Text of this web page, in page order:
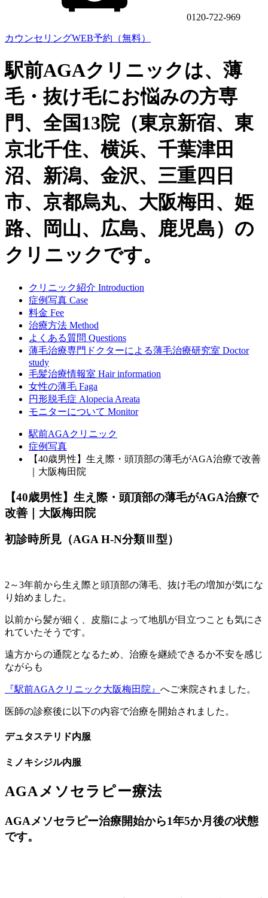
0120-722-969
カウンセリングWEB予約（無料）
駅前AGAクリニックは、薄
毛・抜け毛にお悩みの方専
門、全国13院（東京新宿、東
京北千住、横浜、千葉津田
沼、新潟、金沢、三重四日
市、京都烏丸、大阪梅田、姫
路、岡山、広島、鹿児島）の
クリニックです。
クリニック紹介 Introduction
症例写真 Case
料金 Fee
治療方法 Method
よくある質問 Questions
薄毛治療専門ドクターによる薄毛治療研究室 Doctor
study
毛髪治療情報室 Hair information
女性の薄毛 Faga
円形脱毛症 Alopecia Areata
モニターについて Monitor
駅前AGAクリニック
症例写真
【40歳男性】生え際・頭頂部の薄毛がAGA治療で改善
｜大阪梅田院
【40歳男性】生え際・頭頂部の薄毛がAGA治療で
改善｜大阪梅田院
初診時所見（AGA H-N分類Ⅲ型）
2～3年前から生え際と頭頂部の薄毛、抜け毛の増加が気にな
り始めました。
以前から髪が細く、皮脂によって地肌が目立つことも気にさ
れていたそうです。
遠方からの通院となるため、治療を継続できるか不安を感じ
ながらも
『駅前AGAクリニック大阪梅田院』 へご来院されました。
医師の診察後に以下の内容で治療を開始されました。
デュタステリド内服
ミノキシジル内服
AGAメソセラピー療法
AGAメソセラピー治療開始から1年5か月後の状態
です。